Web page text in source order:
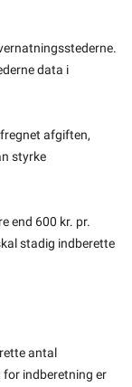
data i
afgiften,
styrke
end 600 kr. pr.
stadig indberette
antal
indberetning er